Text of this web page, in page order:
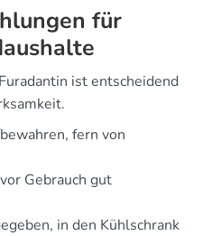
für
ist entscheidend
fern von
Gebrauch gut
in den Kühlschrank